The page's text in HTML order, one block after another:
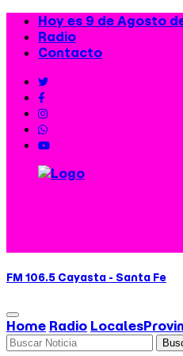
Hoy es 9 de Agosto
Radio
Contacto
FM 106.5 Cayasta - Santa Fe
Home Radio Locales